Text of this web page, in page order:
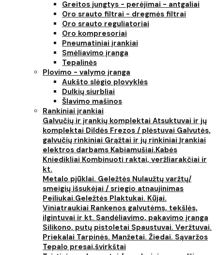
Greitos jungtys - perėjimai - antgaliai
Oro srauto filtrai - dregmės filtrai
Oro srauto reguliatoriai
Oro kompresoriai
Pneumatiniai įrankiai
Smėliavimo įranga
Tepalinės
Plovimo - valymo įranga
Aukšto slėgio plovyklės
Dulkių siurbliai
Šlavimo mašinos
Rankiniai įrankiai
Galvučių ir įrankių komplektai Atsuktuvai ir jų
komplektai Dildės Frezos / plėstuvai Galvutės,
galvučių rinkiniai Grąžtai ir jų rinkiniai Įrankiai
elektros darbams Kabiamušiai.Kabės
Kniedikliai Kombinuoti raktai, veržliarakčiai ir
kt.
Metalo pjūklai. Geležtės Nulaužtų varžtų/
smeigių išsukėjai / sriegio atnaujinimas
Peiliukai.Geležtės Plaktukai. Kūjai.
Viniatraukiai Rankenos galvutėms, tekšlės,
ilgintuvai ir kt. Sandėliavimo, pakavimo įranga
Silikono, putų pistoletai Spaustuvai. Veržtuvai.
Priekalai Tarpinės. Manžetai. Žiedai. Sąvaržos
Tepalo presai,švirkštai